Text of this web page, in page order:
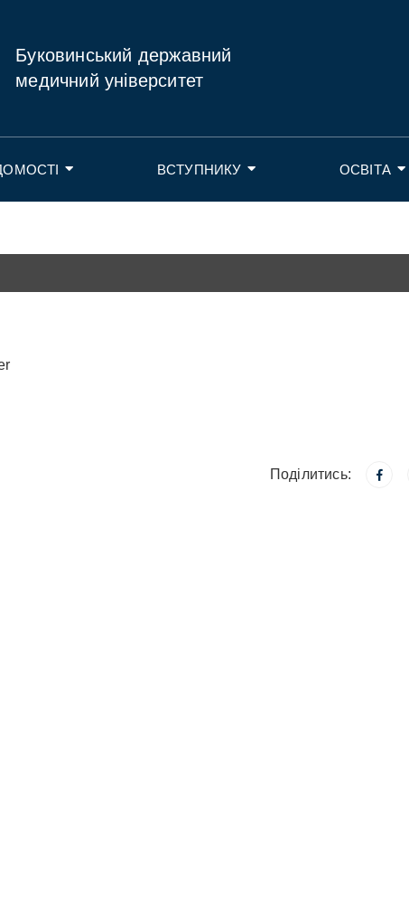
Буковинський державний
медичний університет
ВСТУПНИКУ ОСВІТА
Поділитись: